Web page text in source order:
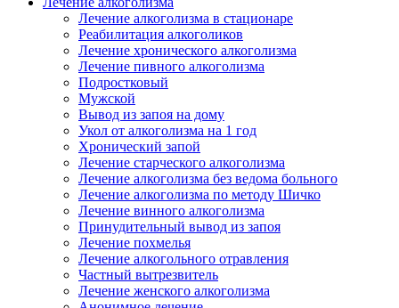
Лечение алкоголизма в стационаре
Реабилитация алкоголиков
Лечение хронического алкоголизма
Лечение пивного алкоголизма
Подростковый
Мужской
Вывод из запоя на дому
Укол от алкоголизма на 1 год
Хронический запой
Лечение старческого алкоголизма
Лечение алкоголизма без ведома больного
Лечение алкоголизма по методу Шичко
Лечение винного алкоголизма
Принудительный вывод из запоя
Лечение похмелья
Лечение алкогольного отравления
Частный вытрезвитель
Лечение женского алкоголизма